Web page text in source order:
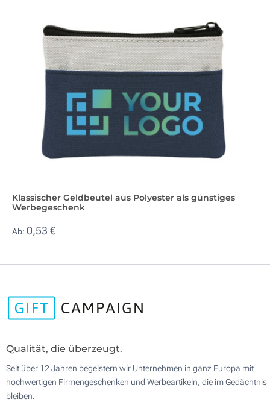
Klassischer Geldbeutel aus Polyester als günstiges
Werbegeschenk
Ab: 0,53 €
Qualität, die überzeugt.
Seit über 12 Jahren begeistern wir Unternehmen in ganz Europa mit
hochwertigen Firmengeschenken und Werbeartikeln, die im Gedächtnis
bleiben.